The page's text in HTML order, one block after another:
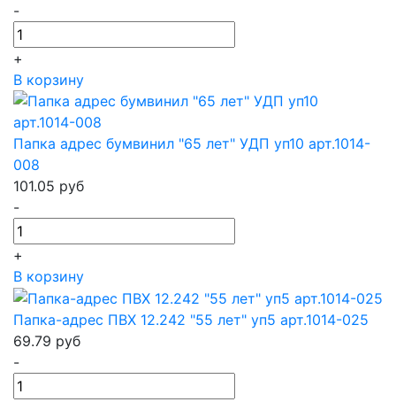
-
+
В корзину
Папка адрес бумвинил "65 лет" УДП уп10 арт.1014-
008
101.05 руб
-
+
В корзину
Папка-адрес ПВХ 12.242 "55 лет" уп5 арт.1014-025
69.79 руб
-